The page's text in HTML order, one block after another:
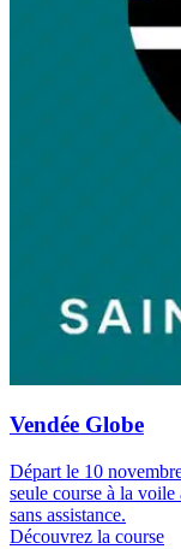
Vendée Globe
Départ le 10
seule course à la
sans assistance.
Découvrez la course